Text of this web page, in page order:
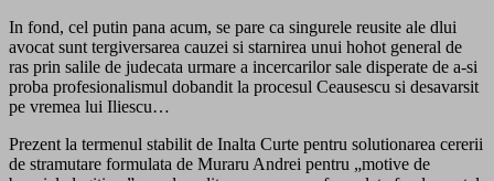
In fond, cel putin pana acum, se pare ca singurele reusite ale dlui
avocat sunt tergiversarea cauzei si starnirea unui hohot general de
ras prin salile de judecata urmare a incercarilor sale disperate de a-si
proba profesionalismul dobandit la procesul Ceausescu si desavarsit
pe vremea lui Iliescu…
Prezent la termenul stabilit de Inalta Curte pentru solutionarea cererii
de stramutare formulata de Muraru Andrei pentru „motive de